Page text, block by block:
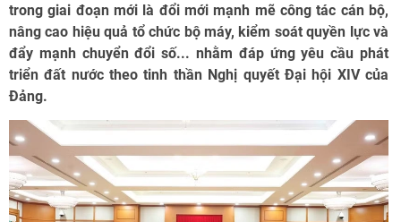
trong giai đoạn mới là đổi mới mạnh mẽ công tác cán bộ,
nâng cao hiệu quả tổ chức bộ máy, kiểm soát quyền lực và
đẩy mạnh chuyển đổi số... nhằm đáp ứng yêu cầu phát
triển đất nước theo tinh thần Nghị quyết Đại hội XIV của
Đảng.